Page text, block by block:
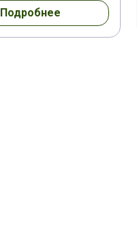
Подробнее